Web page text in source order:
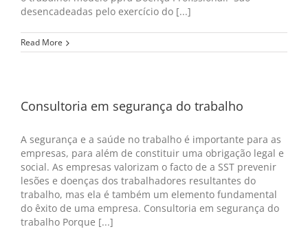
desencadeadas pelo exercício do [...]
Read More
Consultoria em segurança do trabalho
A segurança e a saúde no trabalho é importante para as
empresas, para além de constituir uma obrigação legal e
social. As empresas valorizam o facto de a SST prevenir
lesões e doenças dos trabalhadores resultantes do
trabalho, mas ela é também um elemento fundamental
do êxito de uma empresa. Consultoria em segurança do
trabalho Porque [...]